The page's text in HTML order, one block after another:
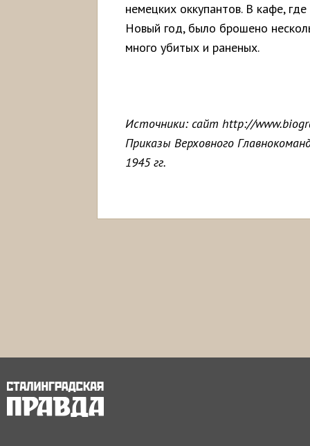
немецких оккупантов. В кафе,
Новый год, было брошено
много убитых и раненых.
Источники: сайт http://
Приказы Верховного
1945 гг.